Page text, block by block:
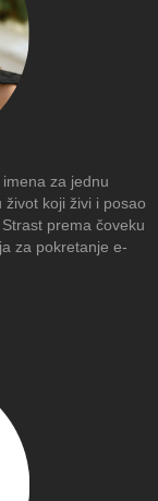
za jednu
koji živi i posao
prema čoveku
za pokretanje e-